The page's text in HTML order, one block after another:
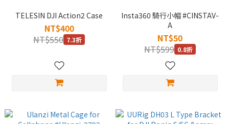
TELESIN DJI Action2 Case
NT$400
NT$550 7.3折
Insta360 騎行小帽 #CINSTAV-
A
NT$50
NT$599 0.8折